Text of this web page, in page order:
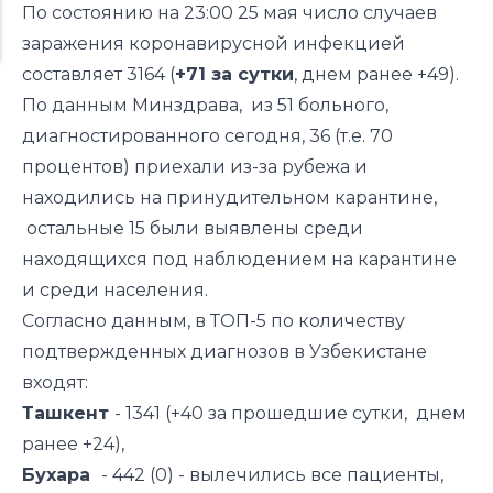
По состоянию на 23:00 25 мая число случаев
заражения коронавирусной инфекцией
составляет 3164 (+71 за сутки, днем ранее +49).
По данным Минздрава, из 51 больного,
диагностированного сегодня, 36 (т.е. 70
процентов) приехали из-за рубежа и
находились на принудительном карантине,
остальные 15 были выявлены среди
находящихся под наблюдением на карантине
и среди населения.
Согласно данным, в ТОП-5 по количеству
подтвержденных диагнозов в Узбекистане
входят:
Ташкент - 1341 (+40 за прошедшие сутки, днем
ранее +24),
Бухара - 442 (0) - вылечились все пациенты,